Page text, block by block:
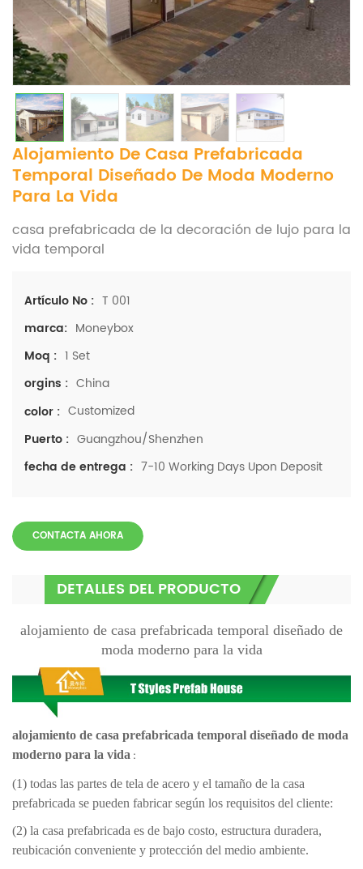
Alojamiento De Casa Prefabricada
Temporal Diseñado De Moda Moderno
Para La Vida
casa prefabricada de la decoración de lujo para la
vida temporal
Artículo No : T 001
marca: Moneybox
Moq : 1 Set
orgins : China
color : Customized
Puerto : Guangzhou/Shenzhen
fecha de entrega : 7-10 Working Days Upon Deposit
CONTACTA AHORA
DETALLES DEL PRODUCTO
alojamiento de casa prefabricada temporal diseñado de
moda moderno para la vida
alojamiento de casa prefabricada temporal diseñado de moda
moderno para la vida :
(1) todas las partes de tela de acero y el tamaño de la casa
prefabricada se pueden fabricar según los requisitos del cliente:
(2) la casa prefabricada es de bajo costo, estructura duradera,
reubicación conveniente y protección del medio ambiente.